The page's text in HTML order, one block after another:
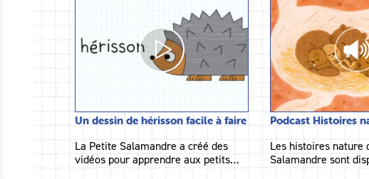
Un dessin de hérisson facile à faire
La Petite Salamandre a créé des
vidéos pour apprendre aux petits…
Podcast Histoires
Les histoires nature
Salamandre sont